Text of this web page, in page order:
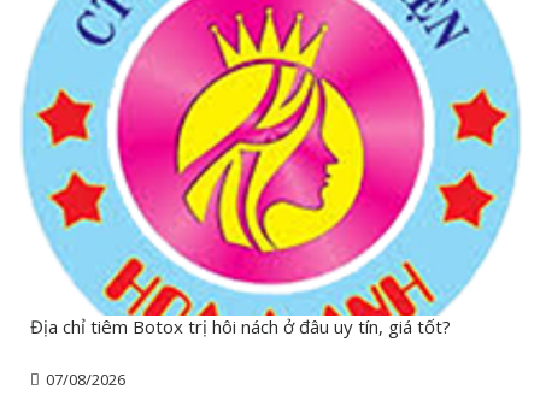
Địa chỉ tiêm Botox trị hôi nách ở đâu uy tín, giá tốt?
07/08/2026